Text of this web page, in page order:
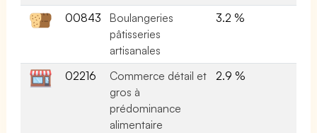
00843
Boulangeries
pâtisseries
artisanales
3.2 %
02216
Commerce détail et
gros à
prédominance
alimentaire
2.9 %